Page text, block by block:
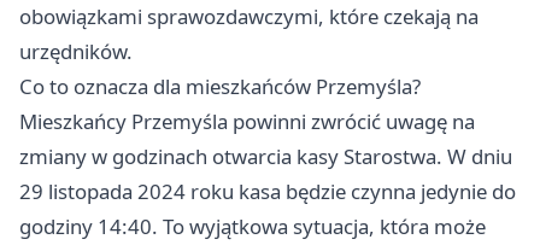
obowiązkami sprawozdawczymi, które czekają na
urzędników.
Co to oznacza dla mieszkańców Przemyśla?
Mieszkańcy Przemyśla powinni zwrócić uwagę na
zmiany w godzinach otwarcia kasy Starostwa. W dniu
29 listopada 2024 roku kasa będzie czynna jedynie do
godziny 14:40. To wyjątkowa sytuacja, która może